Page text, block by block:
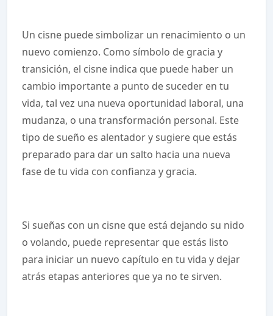
Un cisne puede simbolizar un renacimiento o un
nuevo comienzo. Como símbolo de gracia y
transición, el cisne indica que puede haber un
cambio importante a punto de suceder en tu
vida, tal vez una nueva oportunidad laboral, una
mudanza, o una transformación personal. Este
tipo de sueño es alentador y sugiere que estás
preparado para dar un salto hacia una nueva
fase de tu vida con confianza y gracia.
Si sueñas con un cisne que está dejando su nido
o volando, puede representar que estás listo
para iniciar un nuevo capítulo en tu vida y dejar
atrás etapas anteriores que ya no te sirven.